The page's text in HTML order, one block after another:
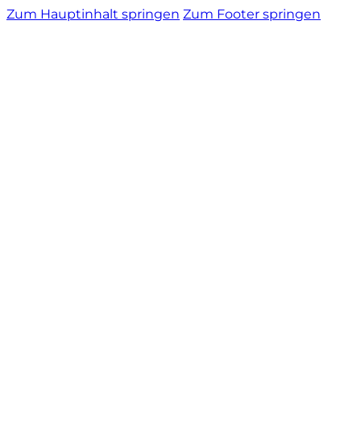
Zum Hauptinhalt springen Zum Footer springen